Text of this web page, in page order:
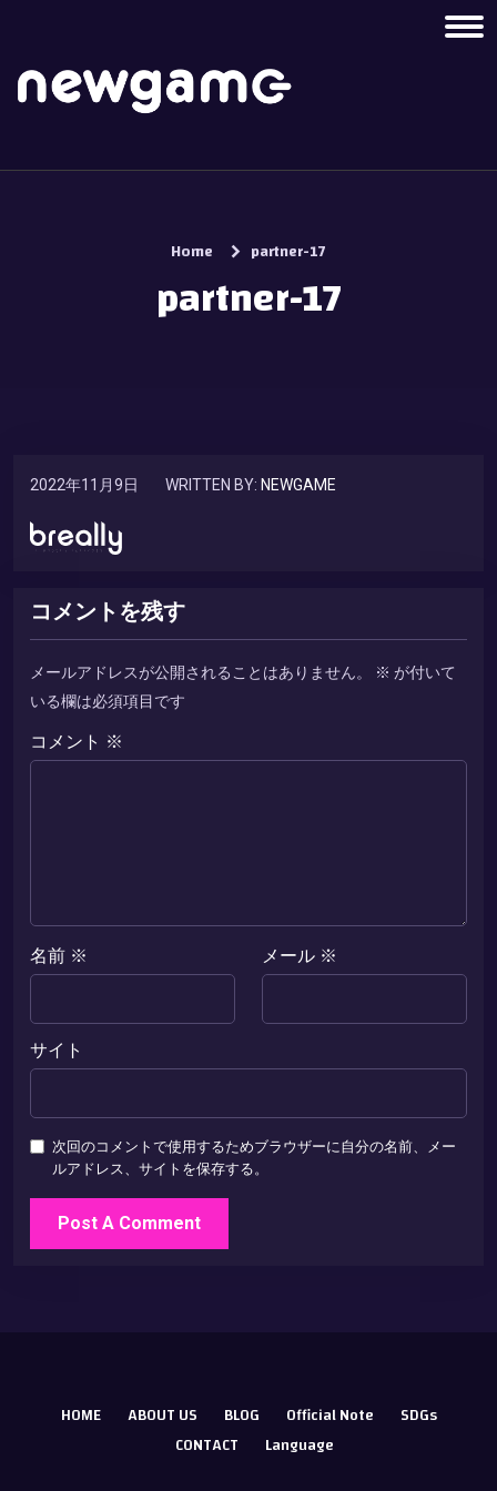
Home partner-17
partner-17
2022年11月9日 WRITTEN BY: NEWGAME
コメントを残す
メールアドレスが公開されることはありません。 ※ が付いて
いる欄は必須項目です
コメント ※
名前 ※ メール ※
サイト
次回のコメントで使用するためブラウザーに自分の名前、メー
ルアドレス、サイトを保存する。
HOME ABOUT US BLOG Official Note
SDGs
CONTACT
Language